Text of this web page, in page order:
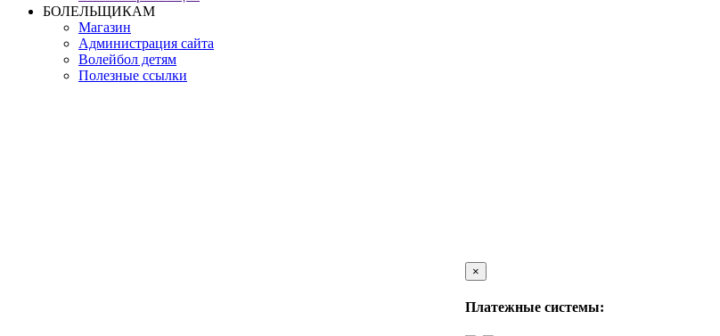
БОЛЕЛЬЩИКАМ
Магазин
Администрация сайта
Волейбол детям
Полезные ссылки
×
Платежные системы: